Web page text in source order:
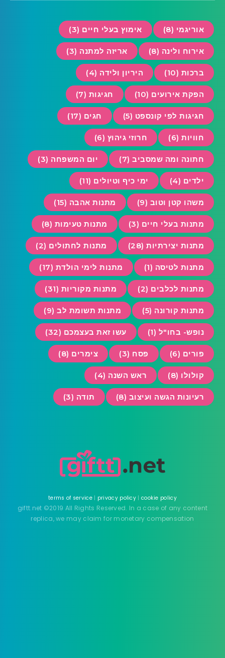
אוריגמי (8) אימוץ בעלי חיים (3)
אירוח ולינה (8) אריזה למתנה (3)
ברכות (10) היריון ולידה (4)
הפקת אירועים (10) חגיגות (7)
חגיגות לפי קונספט (5) חגים (17)
חוויות (6) חרוזי גיהוץ (6)
חתונה ומה שמסביב (7) יום המשפחה (3)
ילדים (4) ימי כיף וטיולים (11)
משהו קטן וטוב (9) מתנות אהבה (15)
מתנות בעלי חיים (3) מתנות טעימות (8)
מתנות יצירתיות (28) מתנות לחתולים (2)
מתנות לטיסה (1) מתנות לימי הולדת (17)
מתנות לכלבים (2) מתנות מקוריות (31)
מתנות קורונה (5) מתנות תשומת לב (9)
נופש- בחו"ל (1) עשו זאת בעצמכם (32)
פורים (6) פסח (3) צימרים (8)
קולולו (8) ראש השנה (4)
רעיונות הגשה ועיצוב (8) תודה (3)
terms of service| privacy policy | cookie policy
giftt.net ©2019 All Rights Reserved. In a case of any content
replica, we may claim for monetary compensation